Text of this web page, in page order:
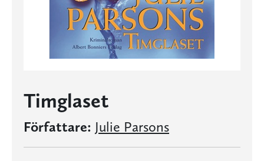
Timglaset
Författare: Julie Parsons